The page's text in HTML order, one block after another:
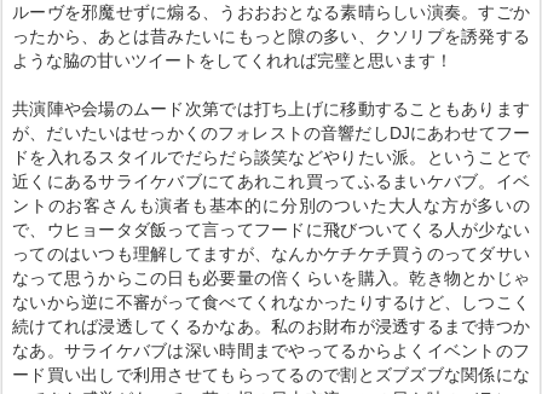
ルーヴを邪魔せずに煽る、うおおおとなる素晴らしい演奏。すごか
ったから、あとは昔みたいにもっと隙の多い、クソリプを誘発する
ような脇の甘いツイートをしてくれれば完璧と思います！
共演陣や会場のムード次第では打ち上げに移動することもあります
が、だいたいはせっかくのフォレストの音響だしDJにあわせてフー
ドを入れるスタイルでだらだら談笑などやりたい派。ということで
近くにあるサライケバブにてあれこれ買ってふるまいケバブ。イベ
ントのお客さんも演者も基本的に分別のついた大人な方が多いの
で、ウヒョータダ飯って言ってフードに飛びついてくる人が少ない
ってのはいつも理解してますが、なんかケチケチ買うのってダサい
なって思うからこの日も必要量の倍くらいを購入。乾き物とかじゃ
ないから逆に不審がって食べてくれなかったりするけど、しつこく
続けてれば浸透してくるかなあ。私のお財布が浸透するまで持つか
なあ。サライケバブは深い時間までやってるからよくイベントのフ
ード買い出しで利用させてもらってるので割とズブズブな関係にな